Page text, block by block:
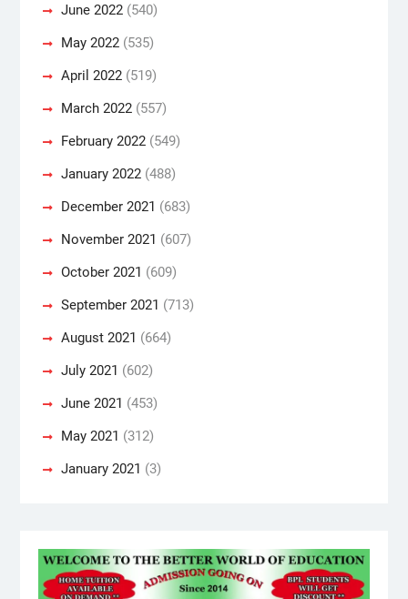
June 2022(540)
May 2022(535)
April 2022(519)
March 2022(557)
February 2022(549)
January 2022(488)
December 2021 (683)
November 2021 (607)
October 2021 (609)
September 2021 (713)
August 2021 (664)
July 2021 (602)
June 2021 (453)
May 2021 (312)
January 2021 (3)